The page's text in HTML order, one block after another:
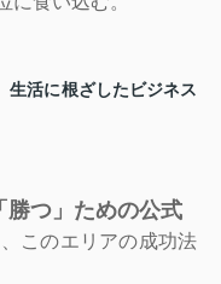
生活に根ざしたビジネス
勝つ」ための公式
このエリアの成功法